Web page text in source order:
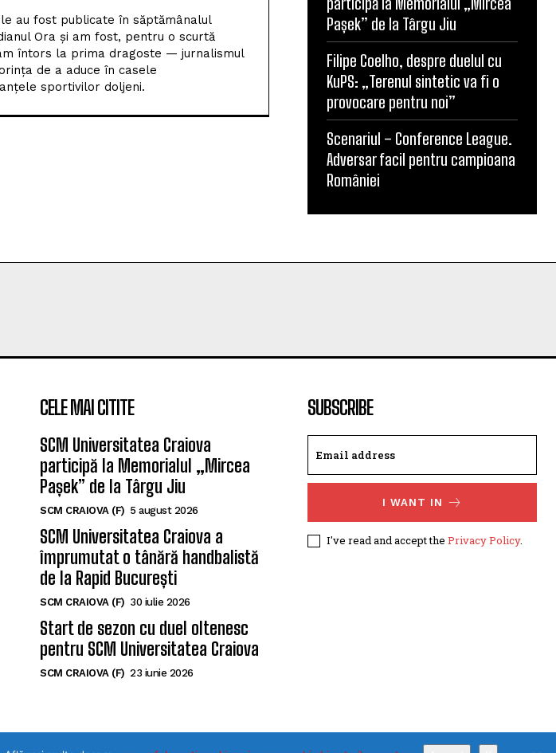
au fost publicate în săptămânalul
Ora și am fost, pentru o scurtă
întors la prima dragoste — jurnalismul
de a aduce în casele
sportivilor doljeni.
Pașek” de la Târgu Jiu
Filipe Coelho, despre duelul cu
KuPS: „Terenul sintetic va fi o
provocare pentru noi”
Scenariul – Conference League.
Adversar facil pentru campioana
României
CELE MAI CITITE
SCM Universitatea Craiova
participă la Memorialul „Mircea
Pașek” de la Târgu Jiu
SCM CRAIOVA (F) 5 august 2026
SCM Universitatea Craiova a
împrumutat o tânără handbalistă
de la Rapid București
SCM CRAIOVA (F) 30 iulie 2026
Start de sezon cu duel oltenesc
pentru SCM Universitatea Craiova
SCM CRAIOVA (F) 23 iunie 2026
SUBSCRIBE
I WANT IN
I've read and accept the Privacy Policy.